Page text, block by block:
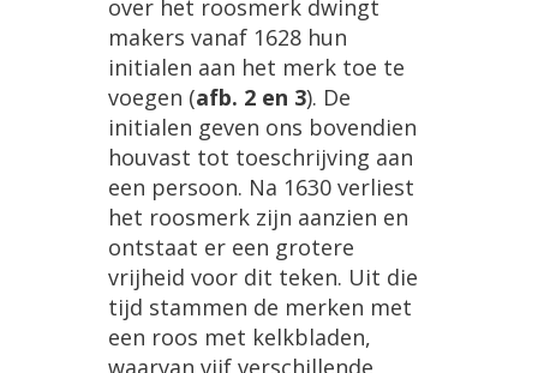
over het roosmerk dwingt
makers vanaf 1628 hun
initialen aan het merk toe te
voegen (afb. 2 en 3). De
initialen geven ons bovendien
houvast tot toeschrijving aan
een persoon. Na 1630 verliest
het roosmerk zijn aanzien en
ontstaat er een grotere
vrijheid voor dit teken. Uit die
tijd stammen de merken met
een roos met kelkbladen,
waarvan vijf verschillende